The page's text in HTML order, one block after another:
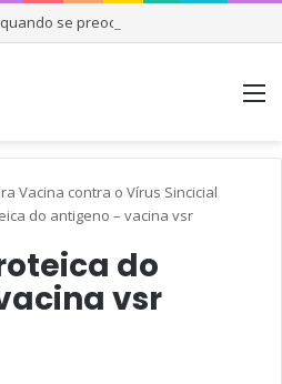
se preocupar
Vacina contra o Vírus Sincicial
do antigeno – vacina vsr
do
vsr